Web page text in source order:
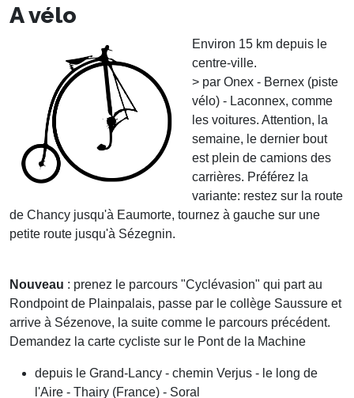
A vélo
Environ 15 km depuis le
centre-ville.
> par Onex - Bernex (piste
vélo) - Laconnex, comme
les voitures. Attention, la
semaine, le dernier bout
est plein de camions des
carrières. Préférez la
variante: restez sur la route
de Chancy jusqu'à Eaumorte, tournez à gauche sur une
petite route jusqu'à Sézegnin.
Nouveau : prenez le parcours "Cyclévasion" qui part au
Rondpoint de Plainpalais, passe par le collège Saussure et
arrive à Sézenove, la suite comme le parcours précédent.
Demandez la carte cycliste sur le Pont de la Machine
depuis le Grand-Lancy - chemin Verjus - le long de
l'Aire - Thairy (France) - Soral